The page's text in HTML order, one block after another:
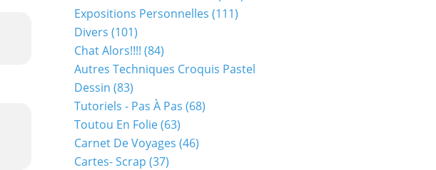
Expositions Personnelles (111)
Divers (101)
Chat Alors!!!! (84)
Autres Techniques Croquis Pastel
Dessin (83)
Tutoriels - Pas À Pas (68)
Toutou En Folie(63)
Carnet De Voyages (46)
Cartes- Scrap (37)